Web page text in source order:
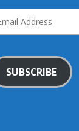
SUBSCRIBE